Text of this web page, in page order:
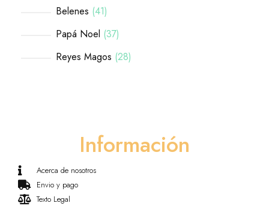
Belenes 41
Papá Noel 37
Reyes Magos 28
Información
Acerca de nosotros
Envio y pago
Texto Legal